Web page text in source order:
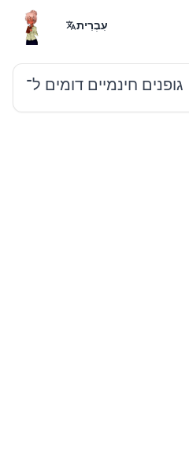
עִבְרִית
גופנים חינמיים דומים ל־